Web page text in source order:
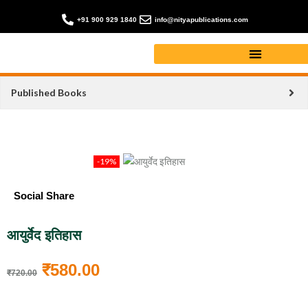
+91 900 929 1840 info@nityapublications.com
Published Books
-19%
Social Share
आयुर्वेद इतिहास
₹720.00 ₹580.00